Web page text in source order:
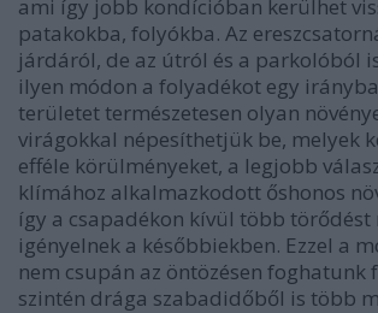
ami így jobb kondícióban kerülhet
patakokba, folyókba. Az
járdáról, de az útról és a parkolóból
ilyen módon a folyadékot egy
területet természetesen olyan
virágokkal népesíthetjük be, melyek
efféle körülményeket, a legjobb
klímához alkalmazkodott őshonos
így a csapadékon kívül több törődést
igényelnek a későbbiekben. Ezzel a
nem csupán az öntözésen foghatunk
szintén drága szabadidőből is több